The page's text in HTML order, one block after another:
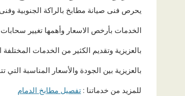
يحرص فنى صيانة مطابخ بالراكة الجنوبية
الخدمات بأرخص الاسعار وأهمها تغيير
بالعزيزية وتقديم الكثير من الخدمات
بالعزيزية بين الجودة والأسعار المناسبة التي
للمزيد من خدماتنا : تفصيل مطابخ الدمام